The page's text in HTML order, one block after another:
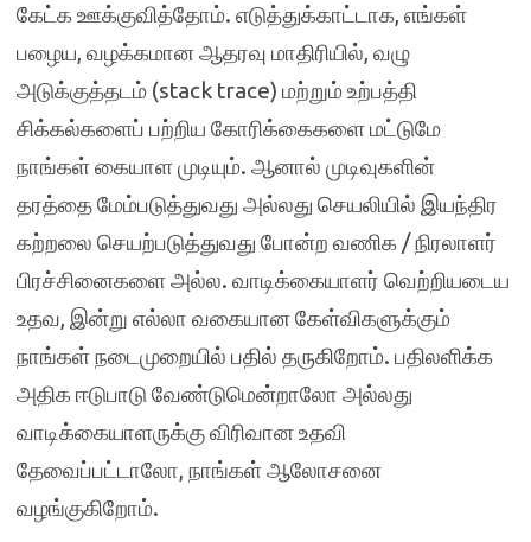
கேட்க ஊக்குவித்தோம். எடுத்துக்காட்டாக, எங்கள்
பழைய, வழக்கமான ஆதரவு மாதிரியில், வழு
அடுக்குத்தடம் (stack trace) மற்றும் உற்பத்தி
சிக்கல்களைப் பற்றிய கோரிக்கைகளை மட்டுமே
நாங்கள் கையாள முடியும். ஆனால் முடிவுகளின்
தரத்தை மேம்படுத்துவது அல்லது செயலியில் இயந்திர
கற்றலை செயற்படுத்துவது போன்ற வணிக / நிரலாளர்
பிரச்சினைகளை அல்ல. வாடிக்கையாளர் வெற்றியடைய
உதவ, இன்று எல்லா வகையான கேள்விகளுக்கும்
நாங்கள் நடைமுறையில் பதில் தருகிறோம். பதிலளிக்க
அதிக ஈடுபாடு வேண்டுமென்றாலோ அல்லது
வாடிக்கையாளருக்கு விரிவான உதவி
தேவைப்பட்டாலோ, நாங்கள் ஆலோசனை
வழங்குகிறோம்.